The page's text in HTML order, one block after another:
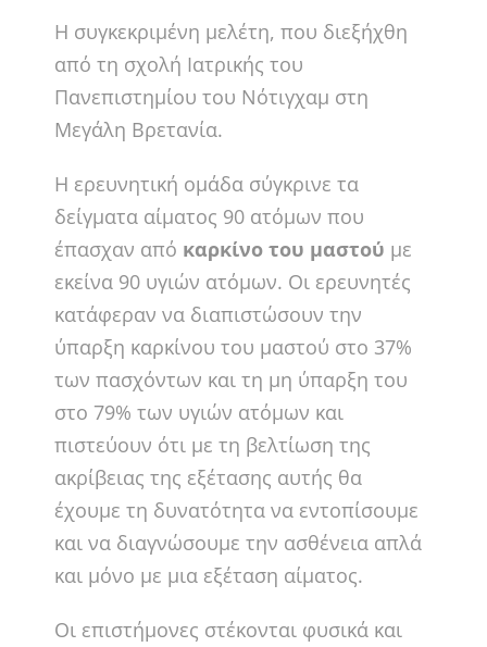
Η συγκεκριμένη μελέτη, που διεξήχθη
από τη σχολή Ιατρικής του
Πανεπιστημίου του Νότιγχαμ στη
Μεγάλη Βρετανία.
Η ερευνητική ομάδα σύγκρινε τα
δείγματα αίματος 90 ατόμων που
έπασχαν από καρκίνο του μαστού με
εκείνα 90 υγιών ατόμων. Οι ερευνητές
κατάφεραν να διαπιστώσουν την
ύπαρξη καρκίνου του μαστού στο 37%
των πασχόντων και τη μη ύπαρξη του
στο 79% των υγιών ατόμων και
πιστεύουν ότι με τη βελτίωση της
ακρίβειας της εξέτασης αυτής θα
έχουμε τη δυνατότητα να εντοπίσουμε
και να διαγνώσουμε την ασθένεια απλά
και μόνο με μια εξέταση αίματος.
Οι επιστήμονες στέκονται φυσικά και